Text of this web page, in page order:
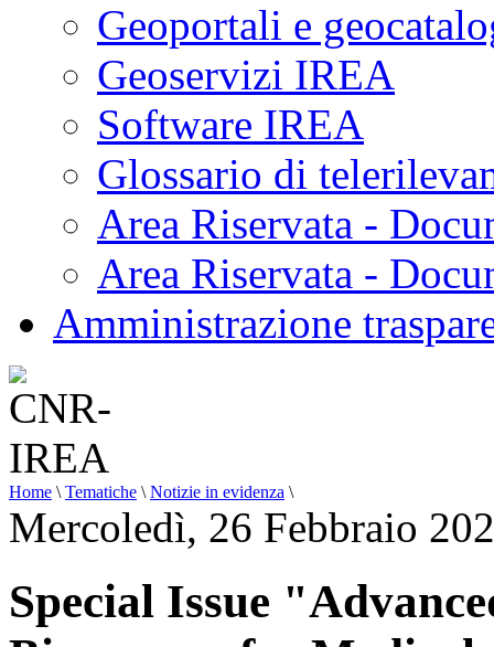
Geoportali e
Geoservizi IREA
Software IREA
Glossario di
Area Riservata -
Area Riservata -
Amministrazione
Home \ Tematiche \ Notizie in evidenza \
Mercoledì, 26 Febbraio
Special Issue